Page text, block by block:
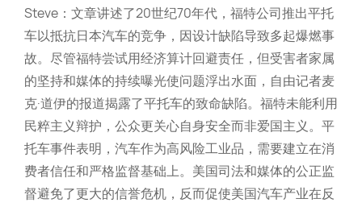
Steve：文章讲述了20世纪70年代，福特公司推出平托
车以抵抗日本汽车的竞争，因设计缺陷导致多起爆燃事
故。尽管福特尝试用经济算计回避责任，但受害者家属
的坚持和媒体的持续曝光使问题浮出水面，自由记者麦
克·道伊的报道揭露了平托车的致命缺陷。福特未能利用
民粹主义辩护，公众更关心自身安全而非爱国主义。平
托车事件表明，汽车作为高风险工业品，需要建立在消
费者信任和严格监督基础上。美国司法和媒体的公正监
督避免了更大的信誉危机，反而促使美国汽车产业在反